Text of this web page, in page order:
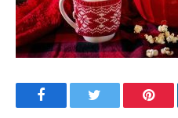
Facebook